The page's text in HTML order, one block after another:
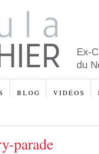
Ex-
du
B L O G V I D É O S
parade